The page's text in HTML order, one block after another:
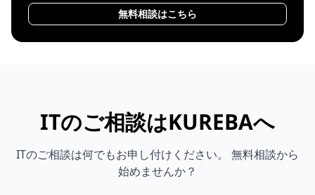
無料相談はこちら
ITのご相談はKUREBAへ
ITのご相談は何でもお申し付けください。 無料相談から
始めませんか？